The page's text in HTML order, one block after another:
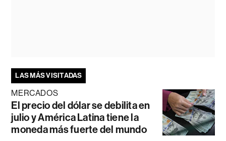
LAS MÁS VISITADAS
MERCADOS
El precio del dólar se debilita en
julio y América Latina tiene la
moneda más fuerte del mundo